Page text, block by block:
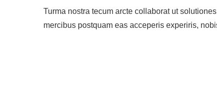
Turma nostra tecum arcte collaborat ut
mercibus postquam eas acceperis experiris,